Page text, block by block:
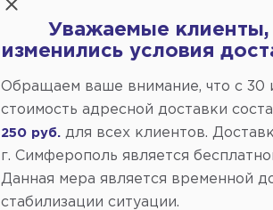
+
отзыв
аналоги
магазинах
Уважаемые клиенты,
изменились условия
Обращаем ваше внимание, что c 30
стоимость адресной доставки
250 руб.
для всех клиентов.
г. Симферополь является
Данная мера является временной
стабилизации ситуации.